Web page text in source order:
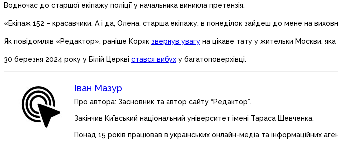
Водночас до старшої екіпажу поліції у начальника виникла претензія.
«Екіпаж 152 – красавчики. А і да, Олена, старша екіпажу, в понеділок зайдеш до мене на
Як повідомляв «Редактор», раніше Коряк звернув увагу на цікаве тату у жительки Москви, яка
30 березня 2024 року у Білій Церкві стався вибух у багатоповерхівці.
Іван Мазур
Про автора: Засновник та автор сайту “Редактор”.
Закінчив Київський національний університет імені Тараса Шевченка.
Понад 15 років працював в українських онлайн-медіа та інформаційних